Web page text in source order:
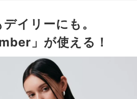
イリーにも。
」が使える！